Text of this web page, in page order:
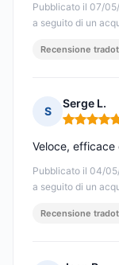
Pubblicato il 07/
a seguito di un
Recensione
S
Serge L.
Nota: 5 su
Pubblicato il 04/
a seguito di un
Veloce, efficace
Recensione